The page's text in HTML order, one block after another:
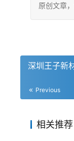
原创文章
深圳王子新
Previous
相关推荐